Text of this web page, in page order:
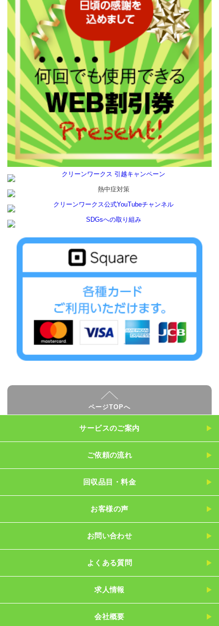
ページTOPへ
サービスのご案内
ご依頼の流れ
回収品目・料金
お客様の声
お問い合わせ
よくある質問
求人情報
会社概要